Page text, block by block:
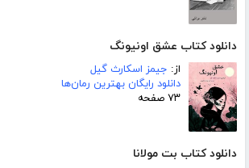
دانلود کتاب عشق اونیونگ
از: جیمز اسکارث گیل
دانلود رایگان بهترین رمان‌ها
۷۳ صفحه
دانلود کتاب بت مولانا